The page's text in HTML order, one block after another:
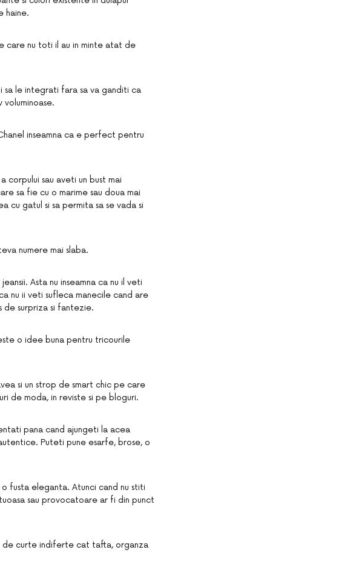
haine.
care nu toti il au in minte atat de
sa le integrati fara sa va ganditi ca
inseamna ca e perfect pentru
corpului sau aveti un bust mai
sa fie cu o marime sau doua mai
cu gatul si sa permita sa se vada si
numere mai slaba.
Asta nu inseamna ca nu il veti
nu ii veti sufleca manecile cand are
de surpriza si fantezie.
o idee buna pentru tricourile
si un strop de smart chic pe care
de moda, in reviste si pe bloguri.
pana cand ajungeti la acea
Puteti pune esarfe, brose, o
fusta eleganta. Atunci cand nu stiti
sau provocatoare ar fi din punct
de curte indiferte cat tafta, organza